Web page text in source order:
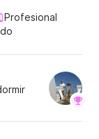
Profesional